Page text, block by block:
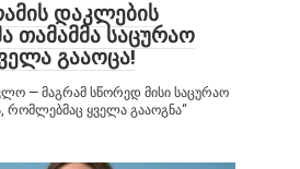
დაკლების
თამამმა საცურაო
გააოცა!
— მაგრამ სწორედ მისი საცურაო
რომლებმაც ყველა გააოგნა“